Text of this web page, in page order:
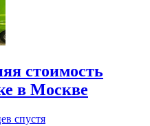
стоимость
в Москве
спустя